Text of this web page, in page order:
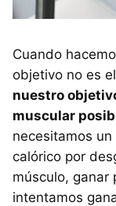
Cuando
objetivo no es
nuestro
muscular
necesitamos
calórico por
músculo, ganar
intentamos